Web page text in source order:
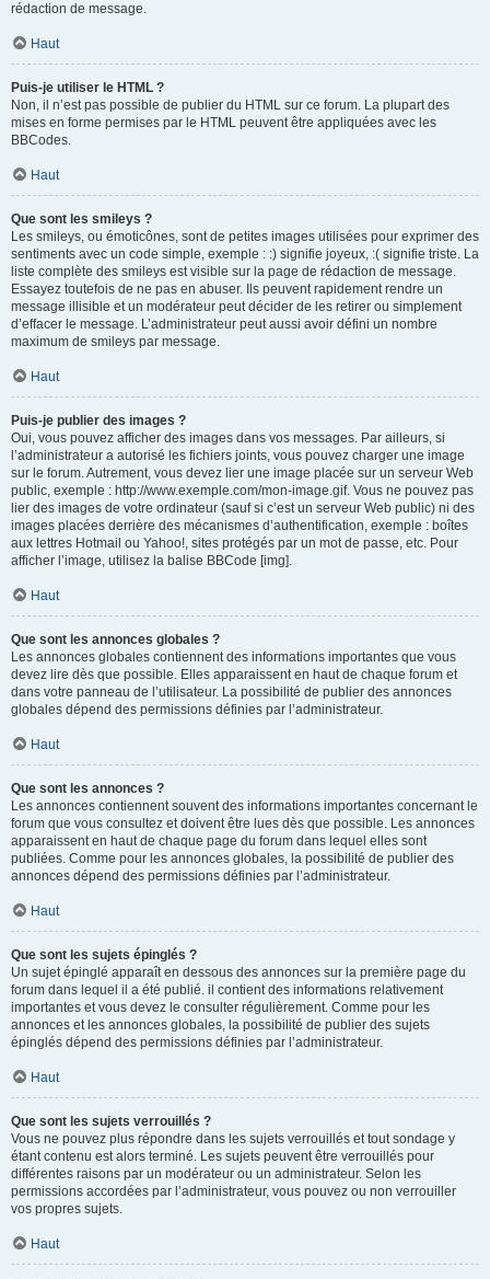
rédaction de message.
Haut
Puis-je utiliser le HTML ?
Non, il n’est pas possible de publier du HTML sur ce forum. La plupart des
mises en forme permises par le HTML peuvent être appliquées avec les
BBCodes.
Haut
Que sont les smileys ?
Les smileys, ou émoticônes, sont de petites images utilisées pour exprimer des
sentiments avec un code simple, exemple : :) signifie joyeux, :( signifie triste. La
liste complète des smileys est visible sur la page de rédaction de message.
Essayez toutefois de ne pas en abuser. Ils peuvent rapidement rendre un
message illisible et un modérateur peut décider de les retirer ou simplement
d’effacer le message. L’administrateur peut aussi avoir défini un nombre
maximum de smileys par message.
Haut
Puis-je publier des images ?
Oui, vous pouvez afficher des images dans vos messages. Par ailleurs, si
l’administrateur a autorisé les fichiers joints, vous pouvez charger une image
sur le forum. Autrement, vous devez lier une image placée sur un serveur Web
public, exemple : http://www.exemple.com/mon-image.gif. Vous ne pouvez pas
lier des images de votre ordinateur (sauf si c’est un serveur Web public) ni des
images placées derrière des mécanismes d’authentification, exemple : boîtes
aux lettres Hotmail ou Yahoo!, sites protégés par un mot de passe, etc. Pour
afficher l’image, utilisez la balise BBCode [img].
Haut
Que sont les annonces globales ?
Les annonces globales contiennent des informations importantes que vous
devez lire dès que possible. Elles apparaissent en haut de chaque forum et
dans votre panneau de l’utilisateur. La possibilité de publier des annonces
globales dépend des permissions définies par l’administrateur.
Haut
Que sont les annonces ?
Les annonces contiennent souvent des informations importantes concernant le
forum que vous consultez et doivent être lues dès que possible. Les annonces
apparaissent en haut de chaque page du forum dans lequel elles sont
publiées. Comme pour les annonces globales, la possibilité de publier des
annonces dépend des permissions définies par l’administrateur.
Haut
Que sont les sujets épinglés ?
Un sujet épinglé apparaît en dessous des annonces sur la première page du
forum dans lequel il a été publié. il contient des informations relativement
importantes et vous devez le consulter régulièrement. Comme pour les
annonces et les annonces globales, la possibilité de publier des sujets
épinglés dépend des permissions définies par l’administrateur.
Haut
Que sont les sujets verrouillés ?
Vous ne pouvez plus répondre dans les sujets verrouillés et tout sondage y
étant contenu est alors terminé. Les sujets peuvent être verrouillés pour
différentes raisons par un modérateur ou un administrateur. Selon les
permissions accordées par l’administrateur, vous pouvez ou non verrouiller
vos propres sujets.
Haut